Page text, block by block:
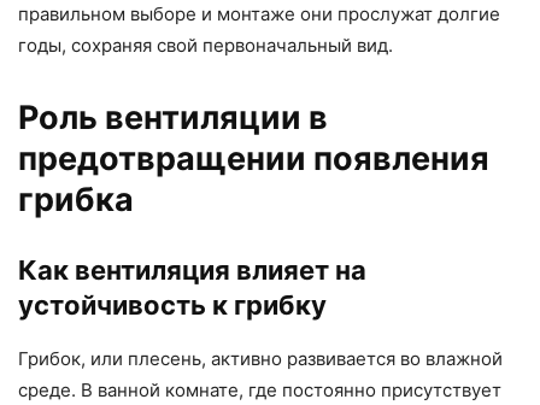
правильном выборе и монтаже они прослужат долгие
годы, сохраняя свой первоначальный вид.
Роль вентиляции в
предотвращении появления
грибка
Как вентиляция влияет на
устойчивость к грибку
Грибок, или плесень, активно развивается во влажной
среде. В ванной комнате, где постоянно присутствует